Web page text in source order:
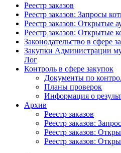
Реестр заказов
Реестр заказов: Запросы
Реестр заказов: Открытые
Реестр заказов: Открытые
Законодательство в сфере
Закупки Администрации
Лог
Контроль в сфере закупок
Документы по
Планы проверок
Информация о
Архив
Реестр заказов
Реестр заказов:
Реестр заказов:
Реестр заказов: